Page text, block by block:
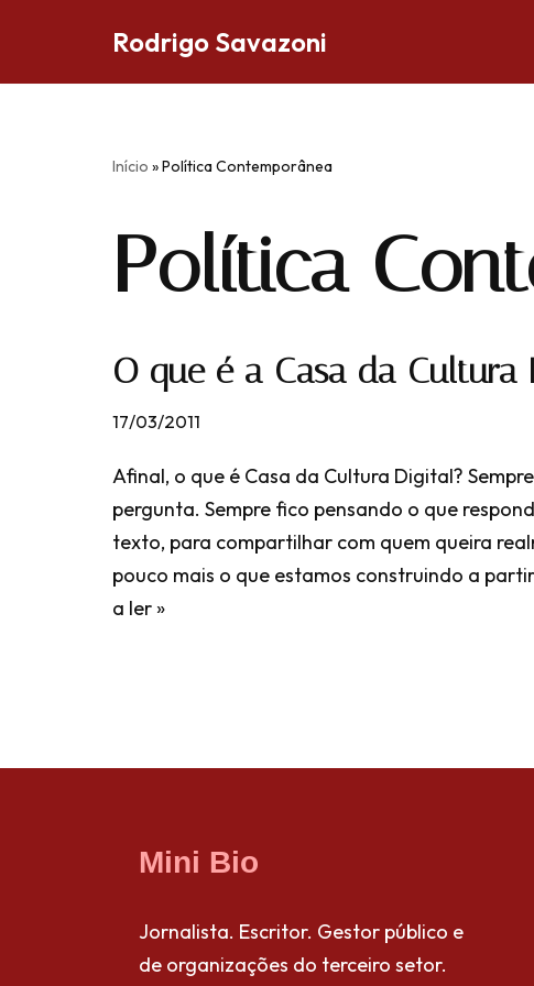
Rodrigo Savazoni
Início »Política Contemporânea
Política
O que é a Casa da Cultura
17/03/2011
Afinal, o que é Casa da Cultura Digital?
pergunta. Sempre fico pensando o que
texto, para compartilhar com quem queira
pouco mais o que estamos construindo a
a ler »
Mini Bio
Jornalista. Escritor. Gestor público e
de organizações do terceiro setor.